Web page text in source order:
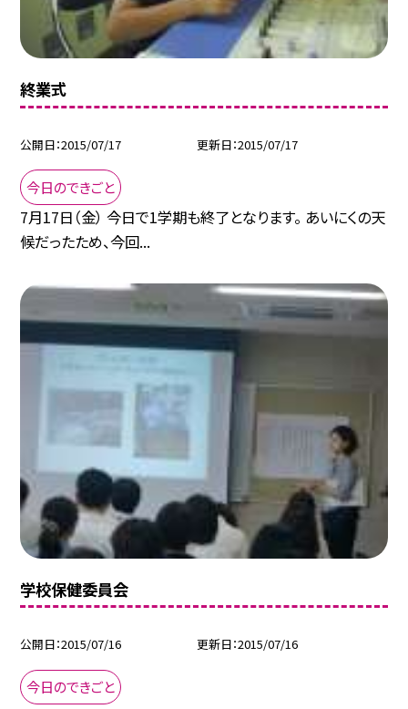
終業式
公開日 2015/07/17 更新日 2015/07/17
今日のできごと
7月17日（金） 今日で1学期も終了となります。 あいにくの天
候だったため、今回...
学校保健委員会
公開日 2015/07/16 更新日 2015/07/16
今日のできごと